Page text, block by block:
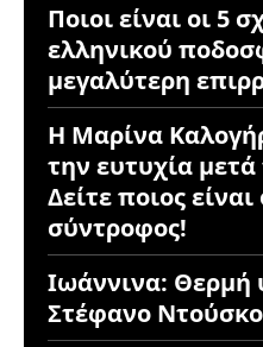
Ποιοι είναι οι 5
ελληνικού
μεγαλύτερη
Η Μαρίνα
την ευτυχία
Δείτε ποιος
σύντροφος!
Ιωάννινα: Θερμή
Στέφανο Ντούσκο